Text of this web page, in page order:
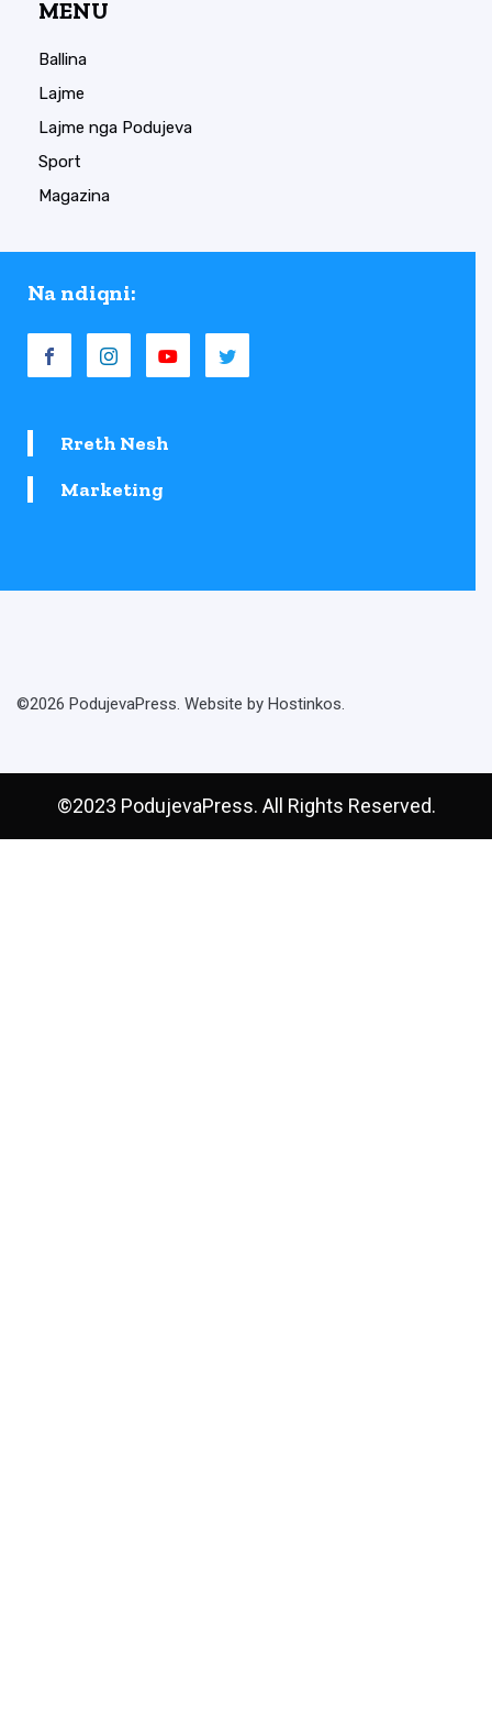
MENU
Ballina
Lajme
Lajme nga Podujeva
Sport
Magazina
Na ndiqni:
Rreth Nesh
Marketing
©2026 PodujevaPress. Website by Hostinkos.
©2023 PodujevaPress. All Rights Reserved.